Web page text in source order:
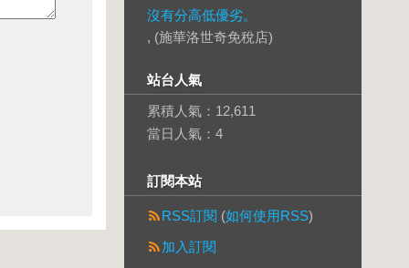
沒有分高低優劣。
, (施華洛世奇免稅店)
站台人氣
累積人氣： 12,611
當日人氣： 4
訂閱本站
RSS訂閱 (如何使用RSS)
加入訂閱